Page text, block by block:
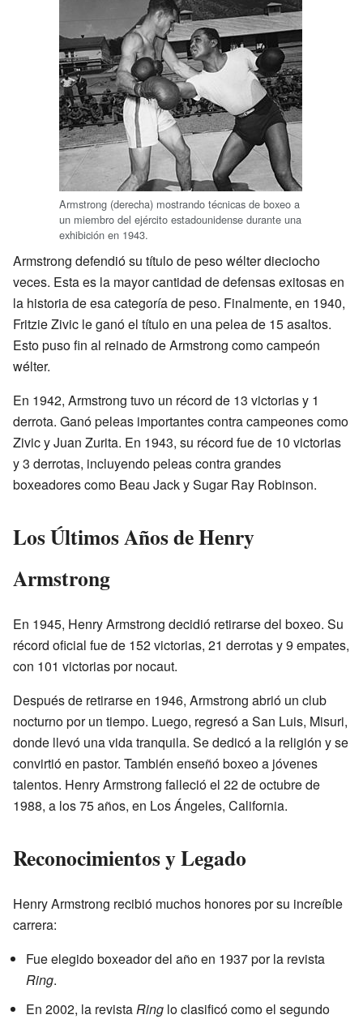
Armstrong (derecha) mostrando técnicas de boxeo a
un miembro del ejército estadounidense durante una
exhibición en 1943.
Armstrong defendió su título de peso wélter dieciocho
veces. Esta es la mayor cantidad de defensas exitosas en
la historia de esa categoría de peso. Finalmente, en 1940,
Fritzie Zivic le ganó el título en una pelea de 15 asaltos.
Esto puso fin al reinado de Armstrong como campeón
wélter.
En 1942, Armstrong tuvo un récord de 13 victorias y 1
derrota. Ganó peleas importantes contra campeones como
Zivic y Juan Zurita. En 1943, su récord fue de 10 victorias
y 3 derrotas, incluyendo peleas contra grandes
boxeadores como Beau Jack y Sugar Ray Robinson.
Los Últimos Años de Henry
Armstrong
En 1945, Henry Armstrong decidió retirarse del boxeo. Su
récord oficial fue de 152 victorias, 21 derrotas y 9 empates,
con 101 victorias por nocaut.
Después de retirarse en 1946, Armstrong abrió un club
nocturno por un tiempo. Luego, regresó a San Luis, Misuri,
donde llevó una vida tranquila. Se dedicó a la religión y se
convirtió en pastor. También enseñó boxeo a jóvenes
talentos. Henry Armstrong falleció el 22 de octubre de
1988, a los 75 años, en Los Ángeles, California.
Reconocimientos y Legado
Henry Armstrong recibió muchos honores por su increíble
carrera:
Fue elegido boxeador del año en 1937 por la revista
Ring.
En 2002, la revistaRing lo clasificó como el segundo